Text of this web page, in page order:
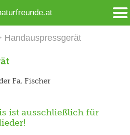
Handauspressgerät
Fa. Fischer
ist ausschließlich für